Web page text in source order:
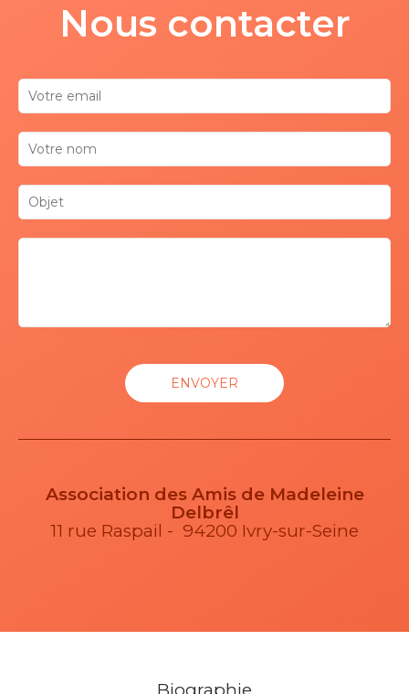
Nous contacter
Association des Amis de Madeleine
Delbrêl
11 rue Raspail - 94200 Ivry-sur-Seine